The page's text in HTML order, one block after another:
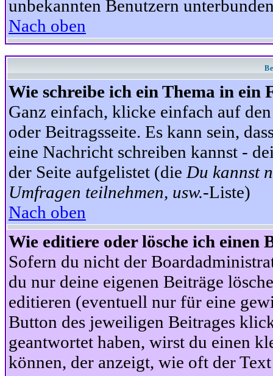
unbekannten Benutzern
Nach oben
Wie schreibe ich ein Thema in ein
Ganz einfach, klicke einfach auf
oder Beitragsseite. Es kann sein,
eine Nachricht schreiben kannst -
der Seite aufgelistet (die Du kannst
Umfragen teilnehmen, usw.-Liste)
Nach oben
Wie editiere oder lösche ich einen
Sofern du nicht der
du nur deine eigenen Beiträge
editieren (eventuell nur für eine
Button des jeweiligen Beitrages
geantwortet haben, wirst du einen
können, der anzeigt, wie oft der